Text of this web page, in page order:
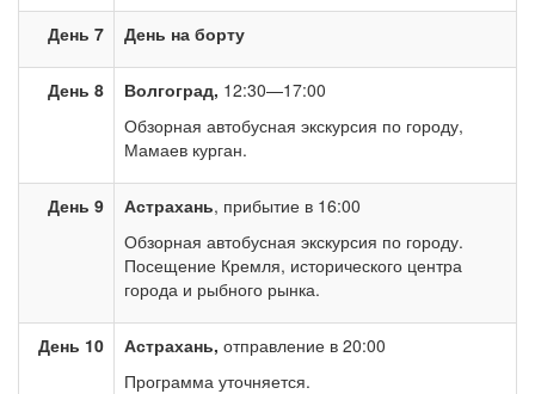
День 7 День на борту
День 8 Волгоград, 12:30—17:00
Обзорная автобусная экскурсия по городу,
Мамаев курган.
День 9 Астрахань, прибытие в 16:00
Обзорная автобусная экскурсия по городу.
Посещение Кремля, исторического центра
города и рыбного рынка.
День 10 Астрахань, отправление в 20:00
Программа уточняется.